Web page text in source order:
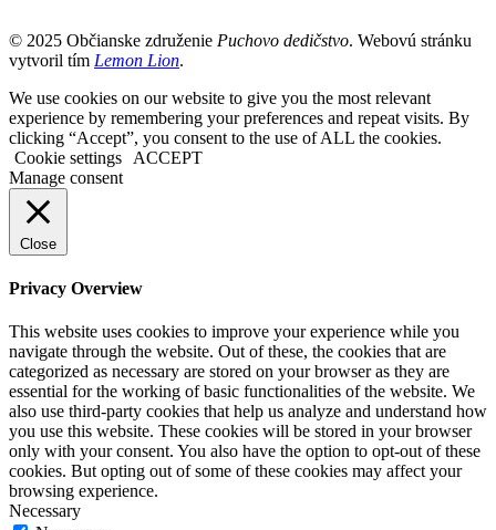
© 2025 Občianske združenie Puchovo dedičstvo. Webovú stránku
vytvoril tím Lemon Lion.
We use cookies on our website to give you the most relevant
experience by remembering your preferences and repeat visits. By
clicking “Accept”, you consent to the use of ALL the cookies.
Cookie settings
ACCEPT
Manage consent
Close
Privacy Overview
This website uses cookies to improve your experience while you
navigate through the website. Out of these, the cookies that are
categorized as necessary are stored on your browser as they are
essential for the working of basic functionalities of the website. We
also use third-party cookies that help us analyze and understand how
you use this website. These cookies will be stored in your browser
only with your consent. You also have the option to opt-out of these
cookies. But opting out of some of these cookies may affect your
browsing experience.
Necessary